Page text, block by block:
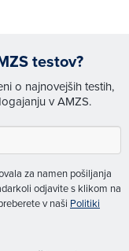
testov?
o najnovejših testih,
v AMZS.
za namen pošiljanja
odjavite s klikom na
v naši Politiki